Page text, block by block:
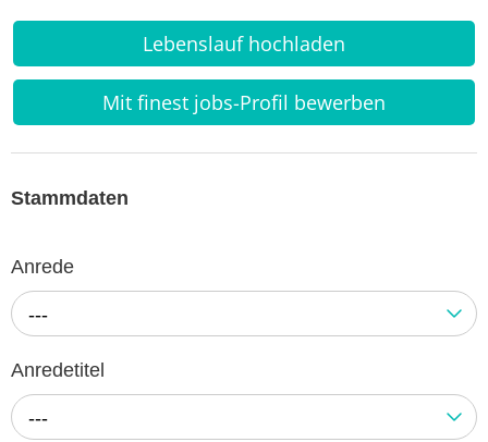
Lebenslauf hochladen
Mit finest jobs-Profil bewerben
Stammdaten
Anrede
---
Anredetitel
---